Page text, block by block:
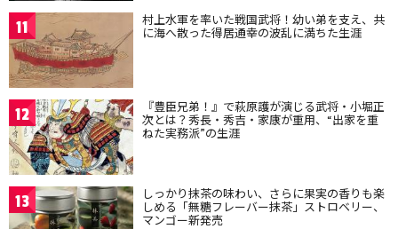
11 村上水軍を率いた戦国武将！幼い弟を支え、共
に海へ散った得居通幸の波乱に満ちた生涯
12 『豊臣兄弟！』で萩原護が演じる武将・小堀正
次とは？秀長・秀吉・家康が重用、“出家を重
ねた実務派”の生涯
13 しっかり抹茶の味わい、さらに果実の香りも楽
しめる「無糖フレーバー抹茶」ストロベリー、
マンゴー新発売